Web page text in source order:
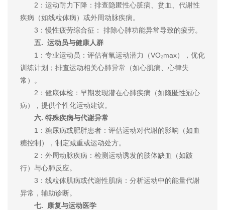
2：运动耐力下降：排查隐匿性心脏病、贫血、代谢性
疾病（如线粒体病）或外周动脉疾病。
3：慢性疲劳综合征： 排除心肺功能异常导致的疲劳。
五. 运动员与健康人群
1：专业运动员：评估有氧运动潜力（VO₂max），优化
训练计划；排查运动相关心肺异常（如心肌病、心律失
常）。
2：健康体检：早期发现潜在心肺疾病（如隐匿性冠心
病），提供个性化运动建议。
六. 特殊疾病与代谢异常
1：糖尿病或肥胖患者：评估运动对代谢的影响（如血
糖控制），制定减重或运动处方。
2：外周动脉疾病：检测运动诱发的肢体缺血（如跛
行）与心肺反应。
3：线粒体肌病或代谢性肌病：分析运动中的能量代谢
异常，辅助诊断。
七. 康复与运动医学